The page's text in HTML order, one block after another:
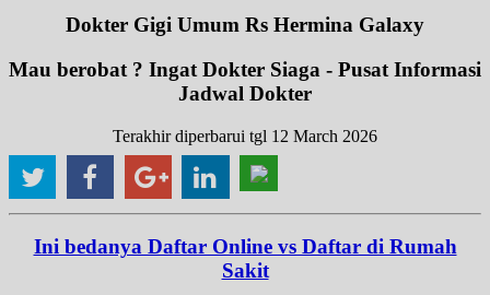
Dokter Gigi Umum Rs Hermina Galaxy
Mau berobat ? Ingat Dokter Siaga - Pusat Informasi
Jadwal Dokter
Terakhir diperbarui tgl 12 March 2026
Ini bedanya Daftar Online vs Daftar di Rumah
Sakit